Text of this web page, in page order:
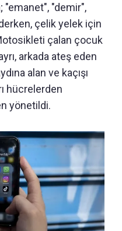
"emanet", "demir",
çelik yelek için
çalan çocuk
arkada ateş eden
alan ve kaçışı
hücrelerden
yönetildi.